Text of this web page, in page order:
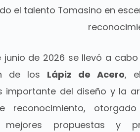
el talento Tomasino en
junio de 2026 se llevó a
de los Lápiz de Acero,
importante del diseño y la
reconocimiento,
propuestas y